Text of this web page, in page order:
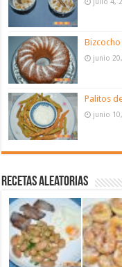
junio
Palitos
junio
Recetas aleatorias